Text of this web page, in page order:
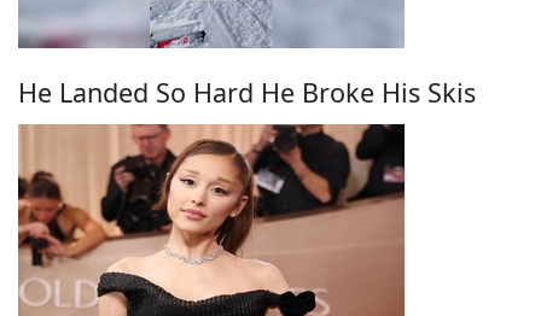
He Landed So Hard He Broke His Skis